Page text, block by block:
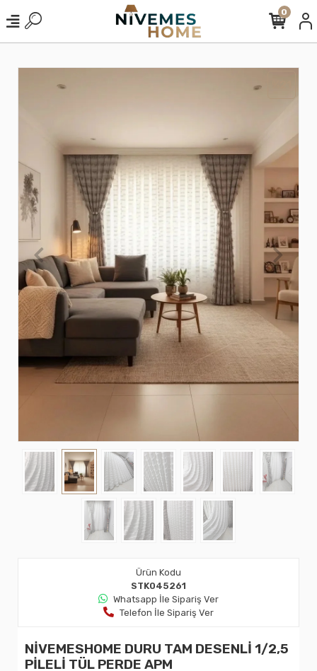
0
Ürün Kodu
STK045261
Whatsapp İle Sipariş Ver
Telefon İle Sipariş Ver
NİVEMESHOME DURU TAM DESENLİ 1/2,5
PİLELİ TÜL PERDE APM